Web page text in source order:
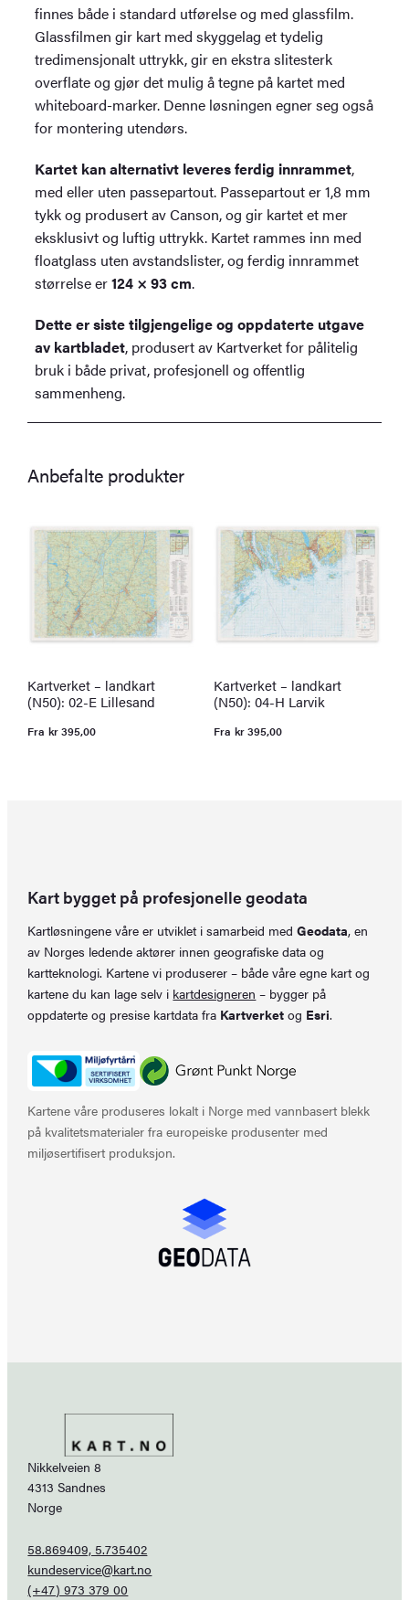
finnes både i standard utførelse og med glassfilm.
Glassfilmen gir kart med skyggelag et tydelig
tredimensjonalt uttrykk, gir en ekstra slitesterk
overflate og gjør det mulig å tegne på kartet med
whiteboard-marker. Denne løsningen egner seg også
for montering utendørs.
Kartet kan alternativt leveres ferdig innrammet,
med eller uten passepartout. Passepartout er 1,8 mm
tykk og produsert av Canson, og gir kartet et mer
eksklusivt og luftig uttrykk. Kartet rammes inn med
floatglass uten avstandslister, og ferdig innrammet
størrelse er124 × 93 cm.
Dette er siste tilgjengelige og oppdaterte utgave
av kartbladet, produsert av Kartverket for pålitelig
bruk i både privat, profesjonell og offentlig
sammenheng.
Anbefalte produkter
Kartverket – landkart
(N50): 02-E Lillesand
Fra kr395,00
Kartverket – landkart
(N50): 04-H Larvik
Fra kr395,00
Kart bygget på profesjonelle geodata
Kartløsningene våre er utviklet i samarbeid medGeodata, en
av Norges ledende aktører innen geografiske data og
kartteknologi. Kartene vi produserer – både våre egne kart og
kartene du kan lage selv i kartdesigneren – bygger på
oppdaterte og presise kartdata fra Kartverket og Esri.
Kartene våre produseres lokalt i Norge med vannbasert blekk
på kvalitetsmaterialer fra europeiske produsenter med
miljøsertifisert produksjon.
Nikkelveien 8
4313 Sandnes
Norge
58.869409, 5.735402
kundeservice@kart.no
(+47) 973 379 00